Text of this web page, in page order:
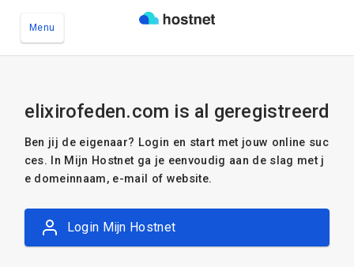
Menu
elixirofeden.com is al geregistreerd
Ben jij de eigenaar? Login en start met jouw online suc
ces. In Mijn Hostnet ga je eenvoudig aan de slag met j
e domeinnaam, e-mail of website.
Login Mijn Hostnet